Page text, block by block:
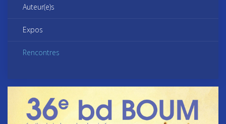
Auteur(e)s
Expos
Rencontres